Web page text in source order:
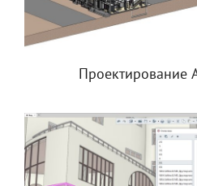
Проектирование